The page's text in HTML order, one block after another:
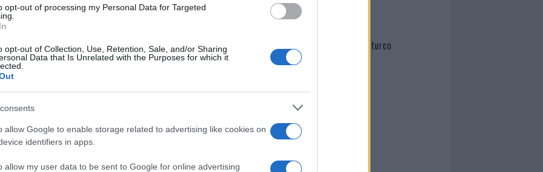
opt-out of processing my Personal Data for Targeted
opt-out of Collection, Use, Retention, Sale, and/or Sharing
Data that Is Unrelated with the Purposes for which it
allow Google to enable storage related to advertising like cookies on
identifiers in apps.
allow my user data to be sent to Google for online advertising
di GalluraOggi.it
news da
Martina Agostina Diturco
I nostri cari